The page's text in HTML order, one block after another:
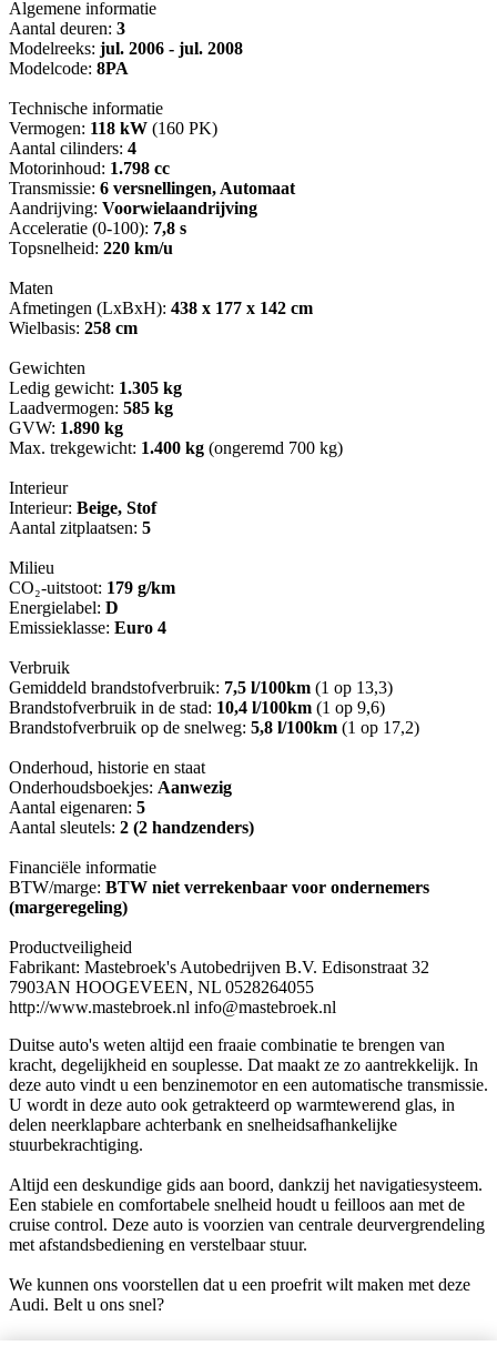
Algemene informatie
Aantal deuren: 3
Modelreeks: jul. 2006 - jul. 2008
Modelcode: 8PA
Technische informatie
Vermogen: 118 kW (160 PK)
Aantal cilinders: 4
Motorinhoud: 1.798 cc
Transmissie: 6 versnellingen, Automaat
Aandrijving: Voorwielaandrijving
Acceleratie (0-100): 7,8 s
Topsnelheid: 220 km/u
Maten
Afmetingen (LxBxH): 438 x 177 x 142 cm
Wielbasis: 258 cm
Gewichten
Ledig gewicht: 1.305 kg
Laadvermogen: 585 kg
GVW: 1.890 kg
Max. trekgewicht: 1.400 kg (ongeremd 700 kg)
Interieur
Interieur: Beige, Stof
Aantal zitplaatsen: 5
Milieu
CO₂-uitstoot: 179 g/km
Energielabel: D
Emissieklasse: Euro 4
Verbruik
Gemiddeld brandstofverbruik: 7,5 l/100km (1 op 13,3)
Brandstofverbruik in de stad: 10,4 l/100km (1 op 9,6)
Brandstofverbruik op de snelweg: 5,8 l/100km (1 op 17,2)
Onderhoud, historie en staat
Onderhoudsboekjes: Aanwezig
Aantal eigenaren: 5
Aantal sleutels: 2 (2 handzenders)
Financiële informatie
BTW/marge: BTW niet verrekenbaar voor ondernemers
(margeregeling)
Productveiligheid
Fabrikant: Mastebroek's Autobedrijven B.V. Edisonstraat 32
7903AN HOOGEVEEN, NL 0528264055
http://www.mastebroek.nl info@mastebroek.nl
Duitse auto's weten altijd een fraaie combinatie te brengen van
kracht, degelijkheid en souplesse. Dat maakt ze zo aantrekkelijk. In
deze auto vindt u een benzinemotor en een automatische transmissie.
U wordt in deze auto ook getrakteerd op warmtewerend glas, in
delen neerklapbare achterbank en snelheidsafhankelijke
stuurbekrachtiging.
Altijd een deskundige gids aan boord, dankzij het navigatiesysteem.
Een stabiele en comfortabele snelheid houdt u feilloos aan met de
cruise control. Deze auto is voorzien van centrale deurvergrendeling
met afstandsbediening en verstelbaar stuur.
We kunnen ons voorstellen dat u een proefrit wilt maken met deze
Audi. Belt u ons snel?